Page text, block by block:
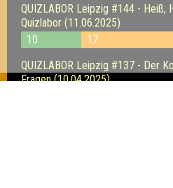
QUIZLABOR Leipzig #144 - Heiß,
Quizlabor (11.06.2025)
10
17
QUIZLABOR Leipzig #137 - Der
Fragen (10.04.2025)